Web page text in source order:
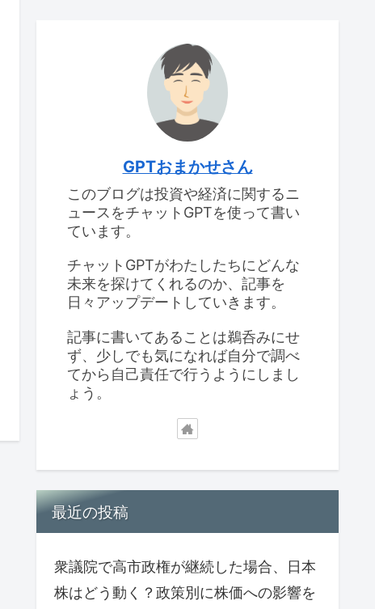
GPTおまかせさん
このブログは投資や経済に関するニ
ュースをチャットGPTを使って書い
ています。
チャットGPTがわたしたちにどんな
未来を探けてくれるのか、記事を
日々アップデートしていきます。
記事に書いてあることは鵜呑みにせ
ず、少しでも気になれば自分で調べ
てから自己責任で行うようにしまし
ょう。
最近の投稿
衆議院で高市政権が継続した場合、日本
株はどう動く？政策別に株価への影響を